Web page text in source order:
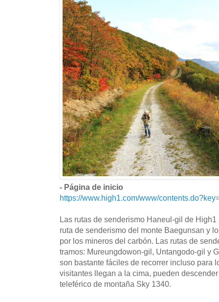
- Página de inicio
https://www.high1.com/www/
Las rutas de senderismo Haneul-gil de
ruta de senderismo del monte Baegunsan y
por los mineros del carbón. Las rutas de
tramos: Mureungdowon-gil, Untangodo-gil y
son bastante fáciles de recorrer incluso para
visitantes llegan a la cima, pueden
teleférico de montaña Sky 1340.